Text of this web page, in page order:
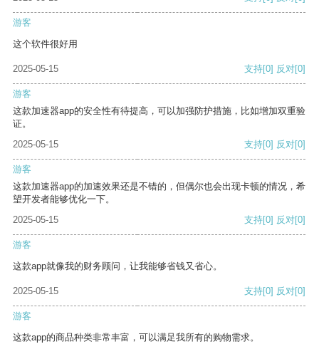
游客
这个软件很好用
2025-05-15 支持[0] 反对[0]
游客
这款加速器app的安全性有待提高，可以加强防护措施，比如增加双重验
证。
2025-05-15
支持[0] 反对[0]
游客
这款加速器app的加速效果还是不错的，但偶尔也会出现卡顿的情况，希
望开发者能够优化一下。
2025-05-15
支持[0] 反对[0]
游客
这款app就像我的财务顾问，让我能够省钱又省心。
2025-05-15 支持[0] 反对[0]
游客
这款app的商品种类非常丰富，可以满足我所有的购物需求。